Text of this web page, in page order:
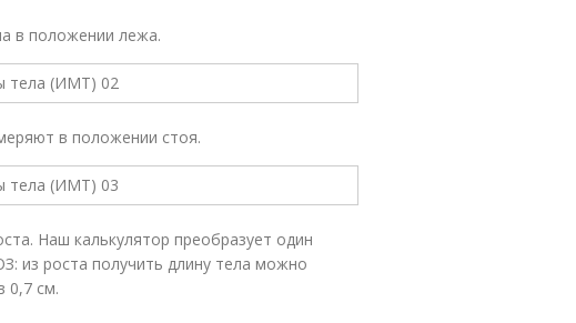
в положении лежа.
в положении стоя.
Наш калькулятор преобразует один
из роста получить длину тела можно
0,7 см.